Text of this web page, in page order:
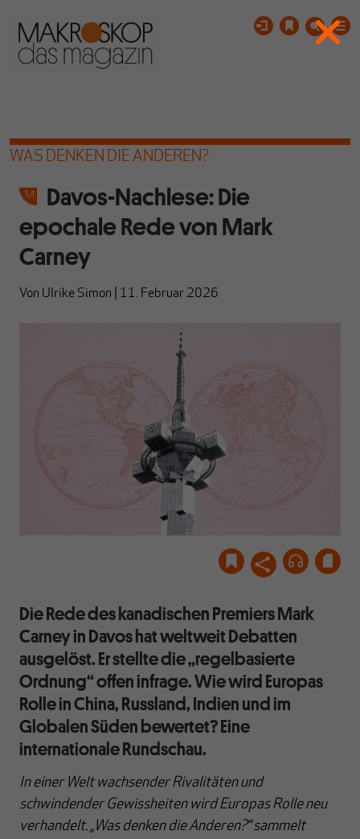
WAS DENKEN DIE ANDEREN?
Davos-Nachlese: Die
epochale Rede von Mark
Carney
Von Ulrike Simon 11. Februar 2026
Die Rede des kanadischen Premiers Mark
Carney in Davos hat weltweit Debatten
ausgelöst. Er stellte die „regelbasierte
Ordnung“ offen infrage. Wie wird Europas
Rolle in China, Russland, Indien und im
Globalen Süden bewertet? Eine
internationale Rundschau.
In einer Welt wachsender Rivalitäten und
schwindender Gewissheiten wird Europas Rolle neu
verhandelt. „Was denken die Anderen?“ sammelt